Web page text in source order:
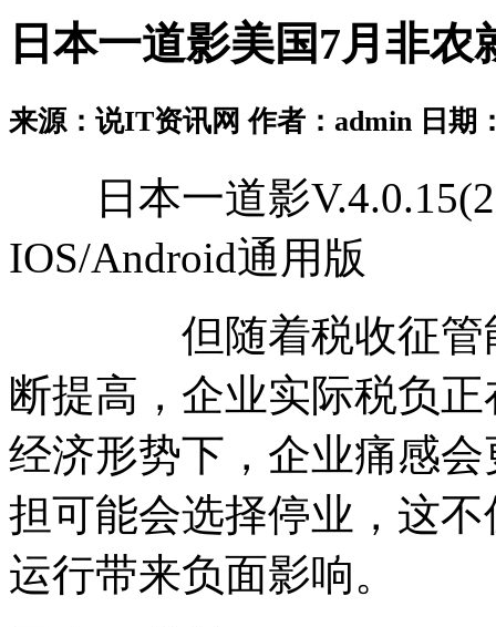
日本一道影美国7月非农
来源：说IT资讯网 作者：admin 日期
日本一道影
IOS/Android通用版
但随着税收征管能
断提高，企业实际税负
经济形势下，企业痛感
担可能会选择停业，这
运行带来负面影响。